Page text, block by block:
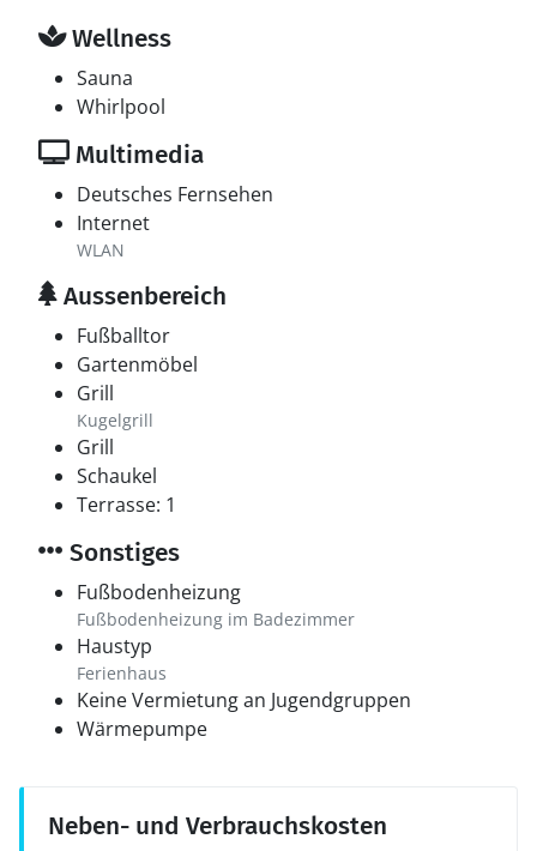
Wellness
Sauna
Whirlpool
Multimedia
Deutsches Fernsehen
Internet
WLAN
Aussenbereich
Fußballtor
Gartenmöbel
Grill
Kugelgrill
Grill
Schaukel
Terrasse: 1
Sonstiges
Fußbodenheizung
Fußbodenheizung im Badezimmer
Haustyp
Ferienhaus
Keine Vermietung an Jugendgruppen
Wärmepumpe
Neben- und Verbrauchskosten